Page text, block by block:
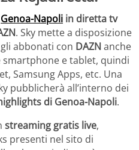
Genoa-Napoli in diretta tv
. Sky mette a disposizione
abbonati con DAZNanche
e tablet, quindi
Samsung Apps, etc. Una
pubblicherà all’interno dei
di Genoa-Napoli.
streaming gratis live,
presenti nel sito di